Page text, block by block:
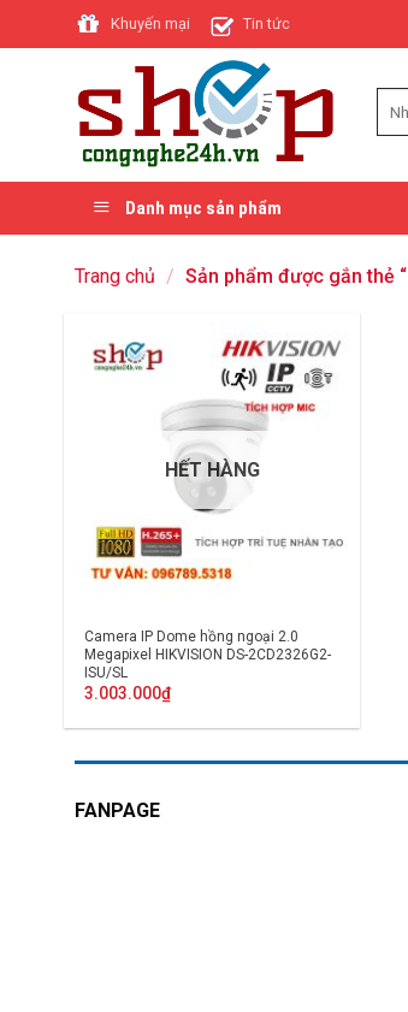
to
Khuyến mại Tin tức
Danh mục sản phẩm
Trang chủ / Sản phẩm được gắn thẻ
HẾT HÀNG
Camera IP Dome hồng ngoại 2.0
Megapixel HIKVISION DS-2CD2326G2-
ISU/SL
3.003.000₫
FANPAGE